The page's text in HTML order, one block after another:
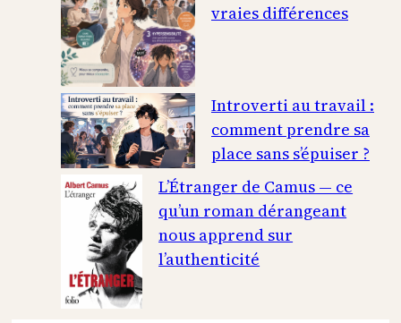
vraies différences
Introverti au travail :
comment prendre sa
place sans s’épuiser ?
L’Étranger de Camus — ce
qu’un roman dérangeant
nous apprend sur
l’authenticité